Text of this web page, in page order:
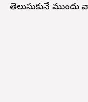
తెలుసుకునే ముందు